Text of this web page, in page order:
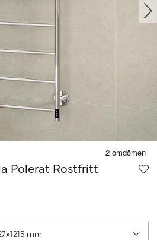
Polerat Rostfritt
mm